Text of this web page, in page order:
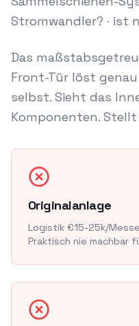
Stromwandler? · ist
Das
Front-Tür löst
selbst. Sieht das
Komponenten.
Originalanlage
Logistik €15-25k/
Praktisch nie machbar